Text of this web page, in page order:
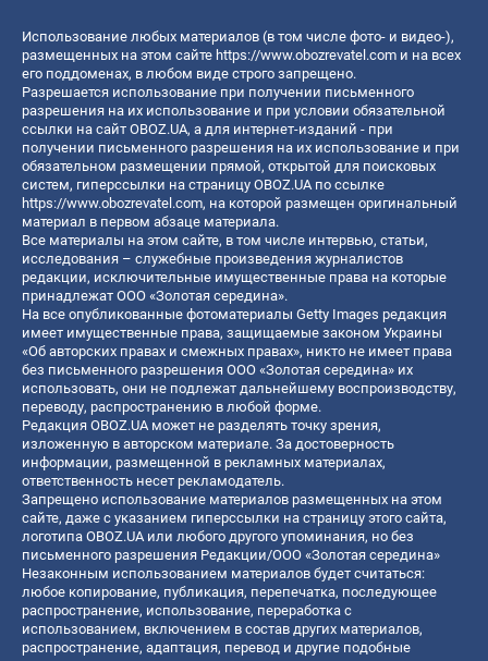
Использование любых материалов (в том числе фото- и видео-),
размещенных на этом сайте https://www.obozrevatel.com и на всех
его поддоменах, в любом виде строго запрещено.
Разрешается использование при получении письменного
разрешения на их использование и при условии обязательной
ссылки на сайт OBOZ.UA, а для интернет-изданий - при
получении письменного разрешения на их использование и при
обязательном размещении прямой, открытой для поисковых
систем, гиперссылки на страницу OBOZ.UA по ссылке
https://www.obozrevatel.com, на которой размещен оригинальный
материал в первом абзаце материала.
Все материалы на этом сайте, в том числе интервью, статьи,
исследования – служебные произведения журналистов
редакции, исключительные имущественные права на которые
принадлежат ООО «Золотая середина».
На все опубликованные фотоматериалы Getty Images редакция
имеет имущественные права, защищаемые законом Украины
«Об авторских правах и смежных правах», никто не имеет права
без письменного разрешения ООО «Золотая середина» их
использовать, они не подлежат дальнейшему воспроизводству,
переводу, распространению в любой форме.
Редакция OBOZ.UA может не разделять точку зрения,
изложенную в авторском материале. За достоверность
информации, размещенной в рекламных материалах,
ответственность несет рекламодатель.
Запрещено использование материалов размещенных на этом
сайте, даже с указанием гиперссылки на страницу этого сайта,
логотипа OBOZ.UA или любого другого упоминания, но без
письменного разрешения Редакции/ООО «Золотая середина»
Незаконным использованием материалов будет считаться:
любое копирование, публикация, перепечатка, последующее
распространение, использование, переработка с
использованием, включением в состав других материалов,
распространение, адаптация, перевод и другие подобные